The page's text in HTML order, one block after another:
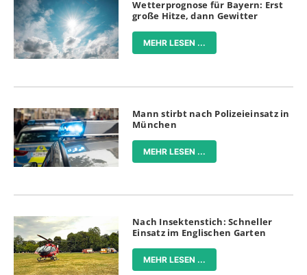
Wetterprognose für Bayern: Erst
große Hitze, dann Gewitter
MEHR LESEN ...
Mann stirbt nach Polizeieinsatz in
München
MEHR LESEN ...
Nach Insektenstich: Schneller
Einsatz im Englischen Garten
MEHR LESEN ...